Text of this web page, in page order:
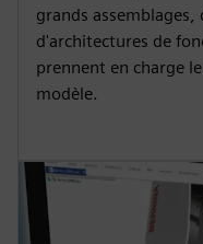
grands
d'architectures de
prennent en charge
modèle.